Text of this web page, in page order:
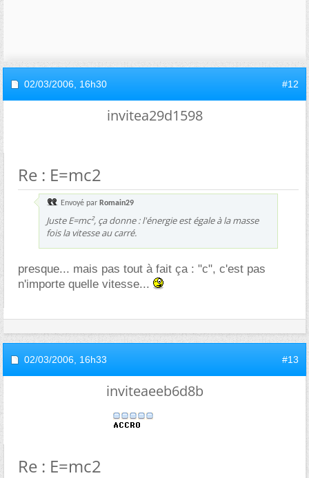
02/03/2006, 16h30 #12
invitea29d1598
Re : E=mc2
Envoyé par Romain29
Juste E=mc², ça donne : l'énergie est égale à la masse
fois la vitesse au carré.
presque... mais pas tout à fait ça : "c", c'est pas
n'importe quelle vitesse...
02/03/2006, 16h33 #13
inviteaeeb6d8b
Re : E=mc2